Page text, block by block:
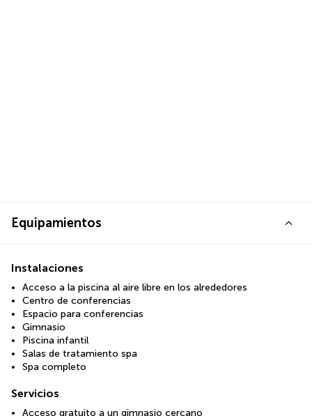
Equipamientos
Instalaciones
Acceso a la piscina al aire libre en los alrededores
Centro de conferencias
Espacio para conferencias
Gimnasio
Piscina infantil
Salas de tratamiento spa
Spa completo
Servicios
Acceso gratuito a un gimnasio cercano